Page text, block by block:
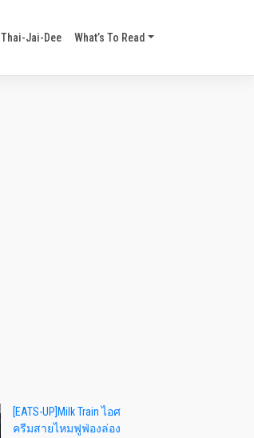
Thai-Jai-Dee What’s To Read
[EATS-UP]Milk Train ไอศ
ครีมสายไหมฟูฟ่องล่อง